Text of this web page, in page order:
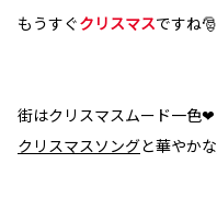
もうすぐクリスマスですね🎅
街はクリスマスムード一色❤
クリスマスソングと華やかな